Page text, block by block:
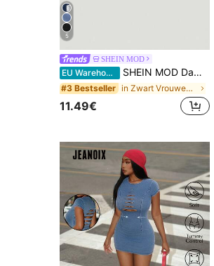
5
SHEIN MOD
EU Warehouse SHEIN MOD Dames denim camisole top met vulling, blauw
#3 Bestseller in Zwart Vrouwen Denim Tops
11.49€